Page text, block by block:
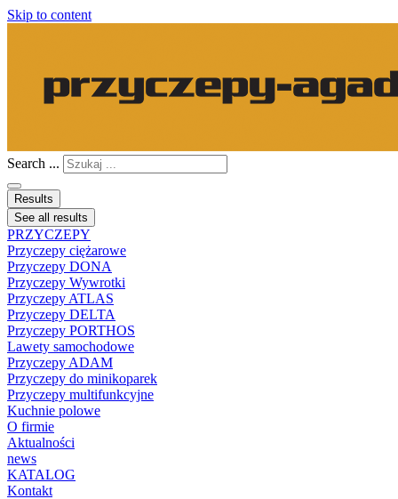
Skip to content
Search ...
Results
See all results
PRZYCZEPY
Przyczepy ciężarowe
Przyczepy DONA
Przyczepy Wywrotki
Przyczepy ATLAS
Przyczepy DELTA
Przyczepy PORTHOS
Lawety samochodowe
Przyczepy ADAM
Przyczepy do minikoparek
Przyczepy multifunkcyjne
Kuchnie polowe
O firmie
Aktualności
news
KATALOG
Kontakt